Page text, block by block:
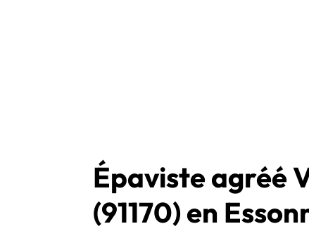
Épaviste agréé
(91170) en